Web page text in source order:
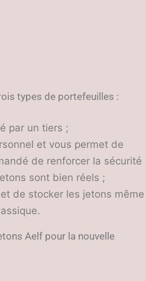
types de portefeuilles :
par un tiers ;
et vous permet de
de renforcer la sécurité
sont bien réels ;
de stocker les jetons même
Aelf pour la nouvelle